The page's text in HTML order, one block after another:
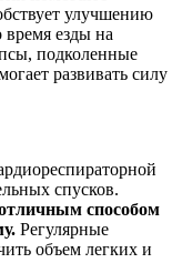
улучшению
время езды на
подколенные
развивать силу
спусков.
способом
Регулярные
объем легких и